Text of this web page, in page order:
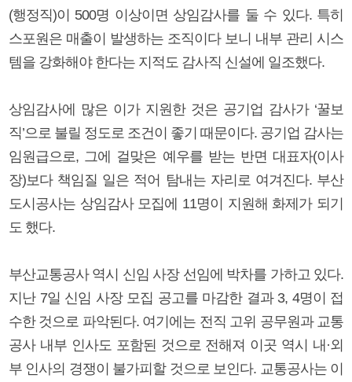
(행정직)이 500명 이상이면 상임감사를 둘 수 있다. 특히
스포원은 매출이 발생하는 조직이다 보니 내부 관리 시스
템을 강화해야 한다는 지적도 감사직 신설에 일조했다.
상임감사에 많은 이가 지원한 것은 공기업 감사가 ‘꿀보
직’으로 불릴 정도로 조건이 좋기 때문이다. 공기업 감사는
임원급으로, 그에 걸맞은 예우를 받는 반면 대표자(이사
장)보다 책임질 일은 적어 탐내는 자리로 여겨진다. 부산
도시공사는 상임감사 모집에 11명이 지원해 화제가 되기
도 했다.
부산교통공사 역시 신임 사장 선임에 박차를 가하고 있다.
지난 7일 신임 사장 모집 공고를 마감한 결과 3, 4명이 접
수한 것으로 파악된다. 여기에는 전직 고위 공무원과 교통
공사 내부 인사도 포함된 것으로 전해져 이곳 역시 내·외
부 인사의 경쟁이 불가피할 것으로 보인다. 교통공사는 이